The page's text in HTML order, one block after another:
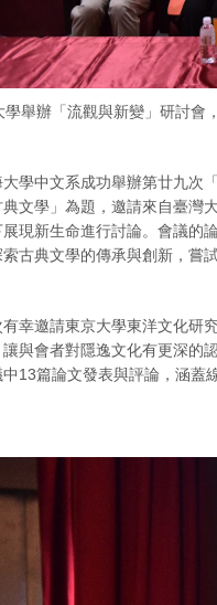
辦「流觀與新變」研討會，
中文系成功舉辦第廿九次「
文學」為題，邀請來自臺灣
現新生命進行討論。會議的
古典文學的傳承與創新，嘗
邀請東京大學東洋文化研究
與會者對隱逸文化有更深的
13篇論文發表與評論，涵蓋